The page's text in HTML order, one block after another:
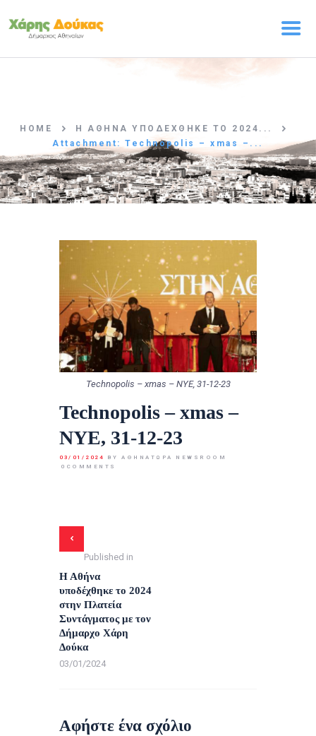
HOME
Η ΑΘΗΝΑ ΥΠΟΔΕΧΘΗΚΕ ΤΟ 2024...
Attachment: Technopolis – xmas –...
ΠΡΟΓΡΑΜΜΑ
Η ΟΜΑΔΑ
ΤΑ ΝΕΑ
ΕΠΙΚΟΙΝΩΝΙΑ
Technopolis – xmas – NYE, 31-12-23
Technopolis – xmas –
NYE, 31-12-23
03/01/2024
BY ΑΘΉΝΑΤΩΡΑ NEWSROOM
0 COMMENTS
Published in
Η Αθήνα
υποδέχθηκε το 2024
στην Πλατεία
Συντάγματος με τον
Δήμαρχο Χάρη
Δούκα
03/01/2024
Αφήστε ένα σχόλιο